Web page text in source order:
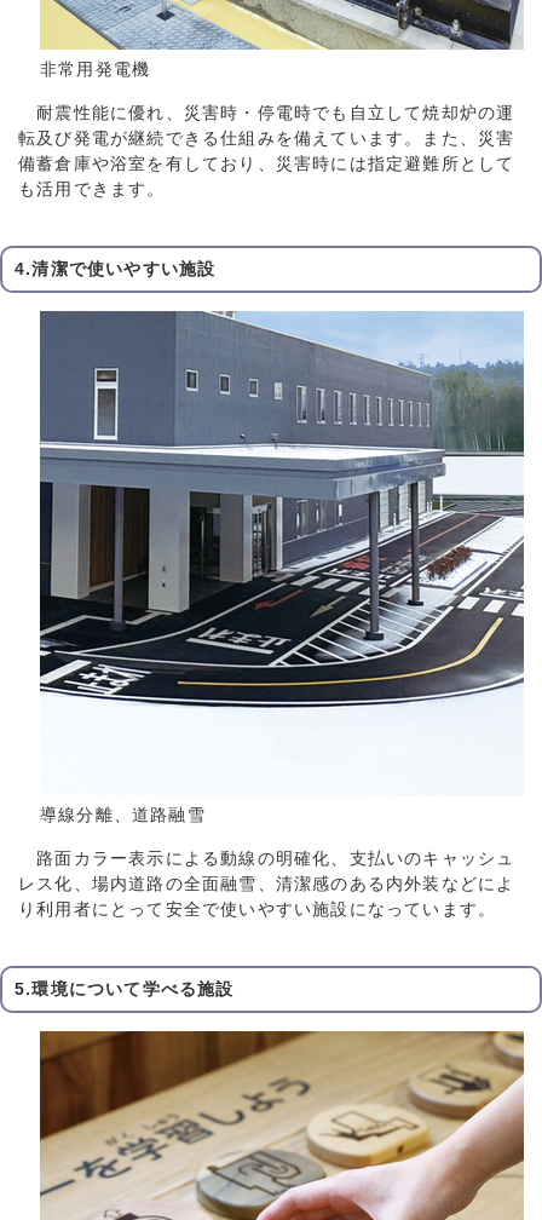
非常用発電機
耐震性能に優れ、災害時・停電時でも自立して焼却炉の運
転及び発電が継続できる仕組みを備えています。また、災害
備蓄倉庫や浴室を有しており、災害時には指定避難所として
も活用できます。
4.清潔で使いやすい施設
導線分離、道路融雪
路面カラー表示による動線の明確化、支払いのキャッシュ
レス化、場内道路の全面融雪、清潔感のある内外装などによ
り利用者にとって安全で使いやすい施設になっています。
5.環境について学べる施設